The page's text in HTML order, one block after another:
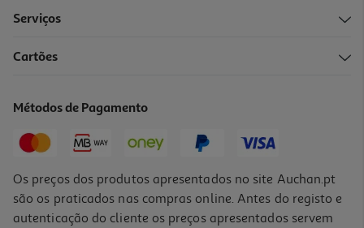
Serviços
Cartões
Métodos de Pagamento
Os preços dos produtos apresentados no site Auchan.pt
são os praticados nas compras online. Antes do registo e
autenticação do cliente os preços apresentados servem